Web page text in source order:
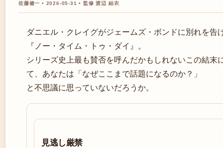
佐藤健一 • 2026-05-31 • 監修 渡辺 結衣
ダニエル・クレイグがジェームズ・ボンドに別れを告
『ノー・タイム・トゥ・ダイ』。
シリーズ史上最も賛否を呼んだかもしれないこの結末
て、あなたは「なぜここまで話題になるのか？」
と不思議に思っていないだろうか。
見逃し厳禁